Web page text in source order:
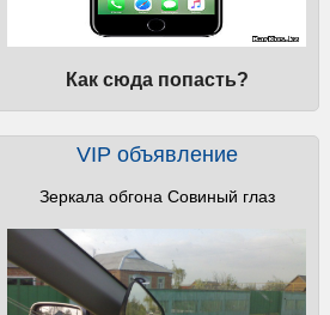
Как сюда попасть?
VIP объявление
Зеркала обгона Совиный глаз